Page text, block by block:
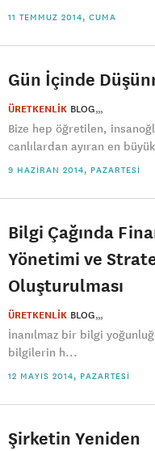
11 TEMMUZ 2014, CUMA
Gün İçinde
ÜRETKENLİK BLOG
Bize hep öğretilen,
canlılardan ayıran en
9 HAZIRAN 2014, PAZARTESI
Bilgi Çağında
Yönetimi ve
Oluşturulması
ÜRETKENLİK BLOG
İnanılmaz bir bilgi
bilgilerin h...
12 MAYIS 2014, PAZARTESI
Şirketin Yeniden